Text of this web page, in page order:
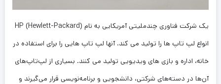
یک شرکت فناوری چندملیتی آمریکایی به نام HP (Hewlett-Packard)
انواع لپ تاپ ها را تولید می کند. آنها لپ تاپ هایی را برای استفاده در
خانه، اداره و بازی های ویدیویی تولید می کنند. بسیاری از لپ‌تاپ‌های
آن‌ها در دسته‌های شرکتی، دانشجویی و برنامه‌نویسی قرار می‌گیرند و